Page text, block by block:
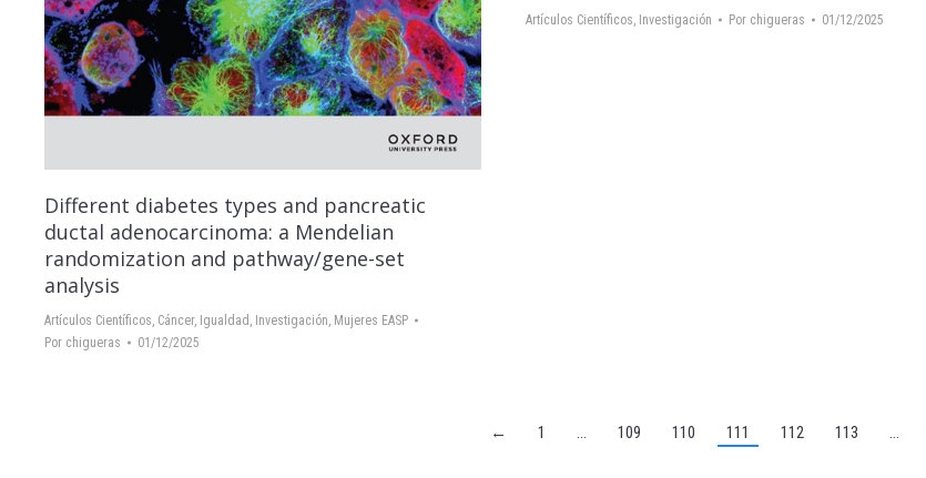
Artículos Científicos, Investigación Por chigueras 01/12/2025
Different diabetes types and pancreatic
ductal adenocarcinoma: a Mendelian
randomization and pathway/gene-set
analysis
Artículos Científicos Cáncer, Igualdad Investigación Mujeres EASP
Por chigueras 01/12/2025
← 1 … 109 110 111 112 113 …